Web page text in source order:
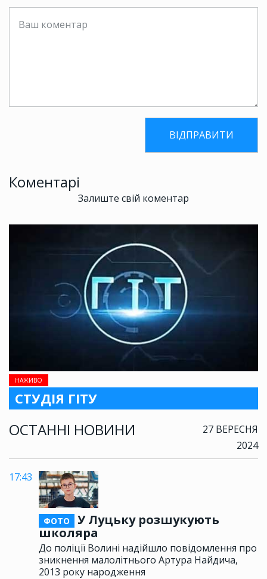
НАЖИВО
СТУДІЯ ГІТУ
ОСТАННІ НОВИНИ
27 ВЕРЕСНЯ
2024
17:43
ФОТО
У Луцьку розшукують
школяра
До поліції Волині надійшло повідомлення про
зникнення малолітнього Артура Найдича,
2013 року народження
Коментарі
Залиште свій коментар